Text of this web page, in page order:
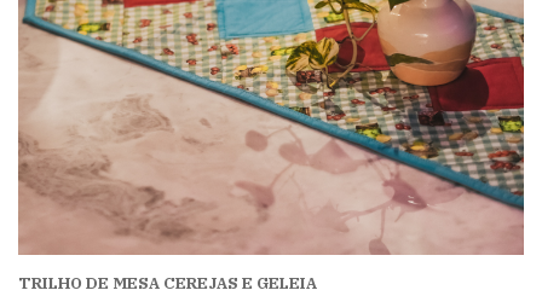
TRILHO DE MESA CEREJAS E GELEIA